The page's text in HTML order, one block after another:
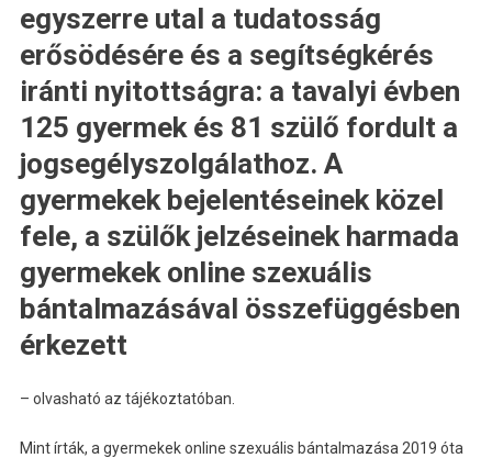
egyszerre utal a tudatosság
erősödésére és a segítségkérés
iránti nyitottságra: a tavalyi évben
125 gyermek és 81 szülő fordult a
jogsegélyszolgálathoz. A
gyermekek bejelentéseinek közel
fele, a szülők jelzéseinek harmada
gyermekek online szexuális
bántalmazásával összefüggésben
érkezett
– olvasható az tájékoztatóban.
Mint írták, a gyermekek online szexuális bántalmazása 2019 óta